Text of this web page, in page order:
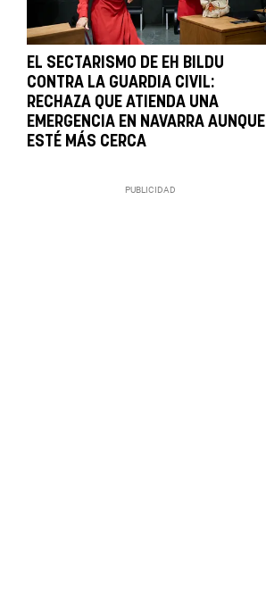
EL SECTARISMO DE EH BILDU
CONTRA LA GUARDIA CIVIL:
RECHAZA QUE ATIENDA UNA
EMERGENCIA EN NAVARRA AUNQUE
ESTÉ MÁS CERCA